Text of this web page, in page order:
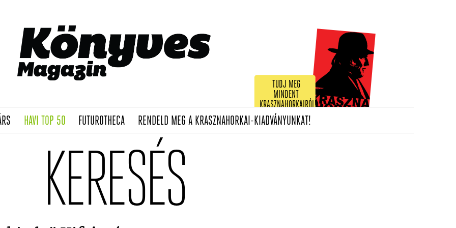
TUDJ MEG
MINDENT
KRASZNAHORKAIRÓL!
(CURRENT)
HAVI TOP 50(CURRENT)
FUTUROTHECA(CURRENT)
RENDELD MEG A KRASZNAHORKAI-KIADVÁNYUNKAT!(CURRENT)
KERESÉS